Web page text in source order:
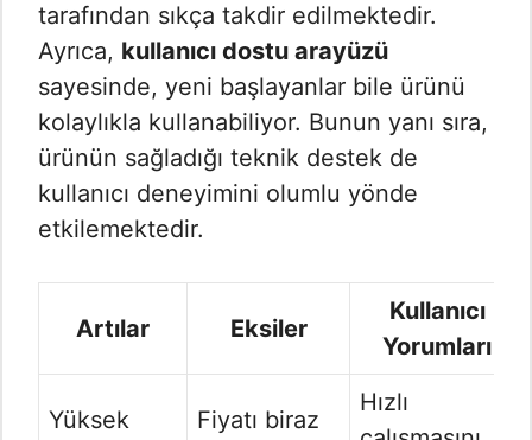
tarafından sıkça takdir edilmektedir.
Ayrıca, kullanıcı dostu arayüzü
sayesinde, yeni başlayanlar bile ürünü
kolaylıkla kullanabiliyor. Bunun yanı sıra,
ürünün sağladığı teknik destek de
kullanıcı deneyimini olumlu yönde
etkilemektedir.
Artılar Eksiler
Kullanıcı
Yorumları
Yüksek
Fiyatı biraz
Hızlı